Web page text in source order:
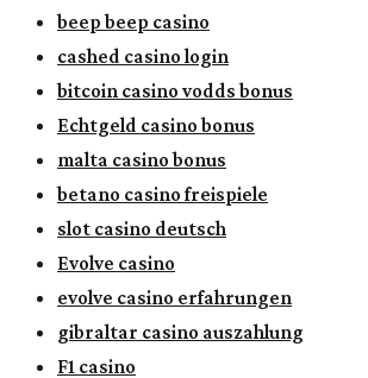
beep beep casino
cashed casino login
bitcoin casino vodds bonus
Echtgeld casino bonus
malta casino bonus
betano casino freispiele
slot casino deutsch
Evolve casino
evolve casino erfahrungen
gibraltar casino auszahlung
F1 casino